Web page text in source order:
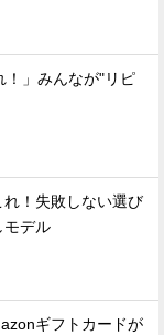
！」みんなが"リピ
！失敗しない選び
モデル
ギフトカードが